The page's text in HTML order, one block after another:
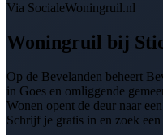
Via SocialeWoningruil.nl
Woningruil bij
Op de Bevelanden beheert
in Goes en omliggende
Wonen opent de deur naar
Schrijf je gratis in en zoek